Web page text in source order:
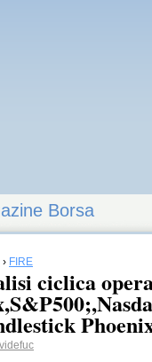
Borsa
› FIRE
ciclica